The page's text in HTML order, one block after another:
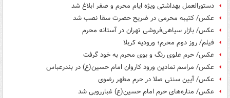
دستورالعمل بهداشتی ویژه ایام محرم و صفر ابلاغ شد
عکس/ کتیبه محرمی در ضریح حضرت سقا نصب شد
عکس/ بازار سیاهی‌فروشی تهران در آستانه محرم
فیلم/ روز دوم محرم؛ ورودیه کربلا
عکس/ حرم علوی رنگ و بوی محرم به خود گرفت
عکس/ مراسم نمادین ورود کاروان امام حسین(ع) در بندرعباس
عکس/ آیین سنتی صلا در حرم مطهر رضوی
عکس/ مناره‌های حرم امام حسین(ع) غبارروبی شد